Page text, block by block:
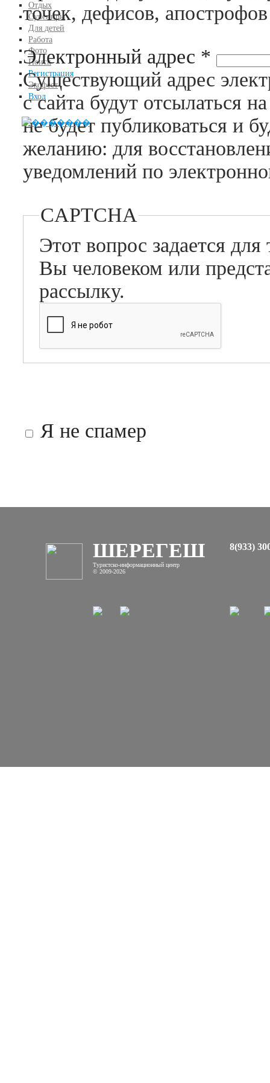
Отдых
Сувениры
Для детей
Работа
Фото
Поиск
Регистрация
Экофест
Вход
точек, дефисов,
Электронный адрес *
Существующий адрес
с сайта будут отсылаться
не будет публиковаться и
желанию: для
уведомлений по
CAPTCHA
Этот вопрос задается
Вы человеком или представляете из себя автоматическую спам-
рассылку.
Я не спамер
ШЕРЕГЕШ
Туристско-информационный центр
© 2009-2026
8(933)